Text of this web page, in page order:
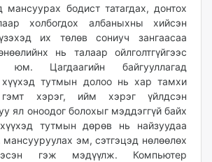
мансуурах бодист татагдах, донтох
холбогдох албаныхны хийсэн
их төлөв сониуч зангаасаа
нь талаар ойлголтгүйгээс
Цагдаагийн байгууллагад
хүүхэд тутмын долоо нь хар тамхи
хэрэг, ийм хэрэг үйлдсэн
ял оноодог болохыг мэддэггүй байх
тутмын дөрөв нь найзуудаа
эм, сэтгэцэд нөлөөлөх
гэж мэдүүлж. Компьютер